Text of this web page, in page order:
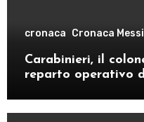
cronaca Cronaca
Carabinieri, il
reparto operativo